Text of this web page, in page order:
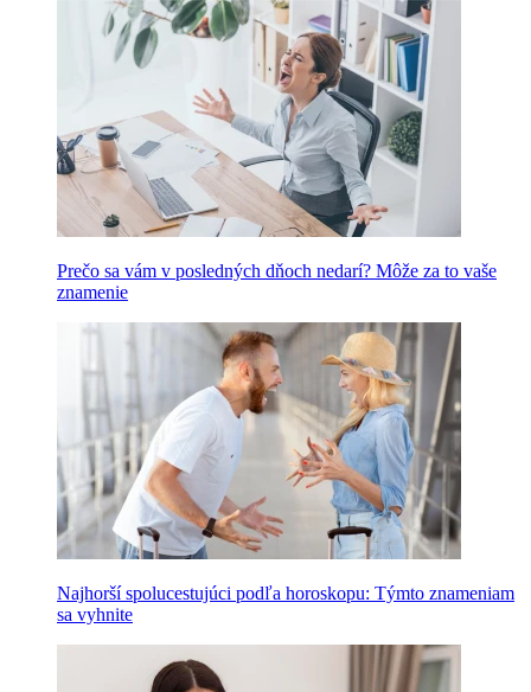
Prečo sa vám v posledných dňoch nedarí? Môže za to vaše
znamenie
Najhorší spolucestujúci podľa horoskopu: Týmto znameniam
sa vyhnite